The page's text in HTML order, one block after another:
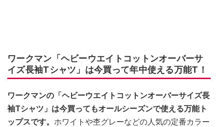
ワークマン「ヘビーウエイトコットンオーバーサ
イズ長袖Tシャツ」は今買って年中使える万能T！
ワークマンの「ヘビーウエイトコットンオーバーサイズ長
袖Tシャツ」は今買ってもオールシーズンで使える万能ト
ップスです。 ホワイトや杢グレーなどの人気の定番カラー